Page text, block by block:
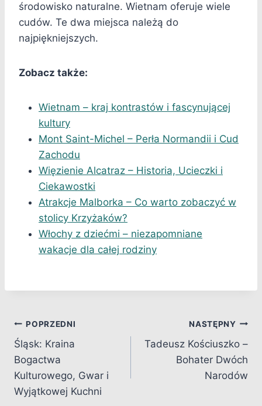
środowisko naturalne. Wietnam oferuje wiele
cudów. Te dwa miejsca należą do
najpiękniejszych.
Zobacz także:
Wietnam – kraj kontrastów i fascynującej
kultury
Mont Saint-Michel – Perła Normandii i Cud
Zachodu
Więzienie Alcatraz – Historia, Ucieczki i
Ciekawostki
Atrakcje Malborka – Co warto zobaczyć w
stolicy Krzyżaków?
Włochy z dziećmi – niezapomniane
wakacje dla całej rodziny
Nawigacja
wpisu
POPRZEDNI
Śląsk: Kraina
Bogactwa
Kulturowego, Gwar i
Wyjątkowej Kuchni
NASTĘPNY
Tadeusz Kościuszko –
Bohater Dwóch
Narodów